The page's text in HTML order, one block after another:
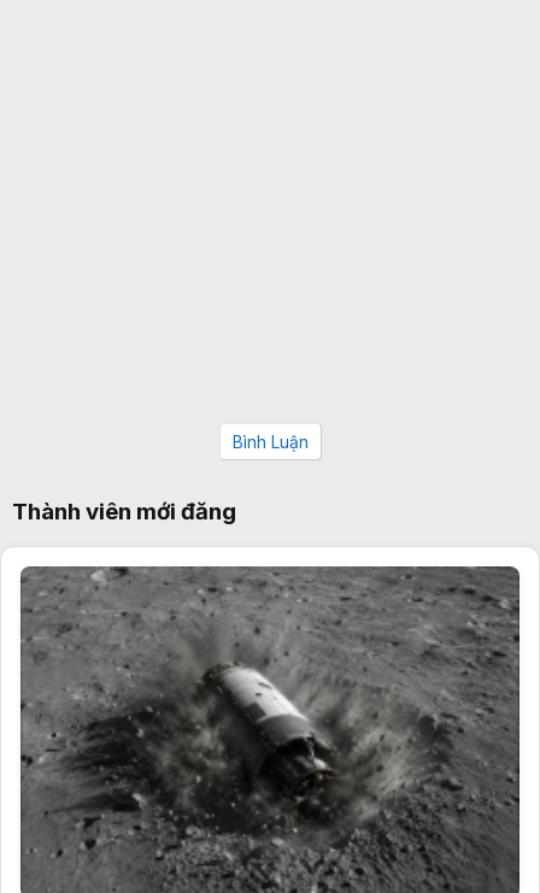
Bình Luận
Thành viên mới đăng